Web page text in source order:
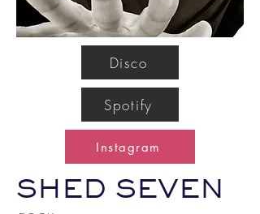
Disco
Spotify
Instagram
SHED SEVEN